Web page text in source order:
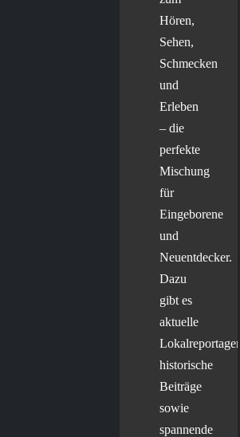
Hören,
Sehen,
Schmecken
und
Erleben
– die
perfekte
Mischung
für
Eingeborene
und
Neuentdecker.
Dazu
gibt es
aktuelle
Lokalreportagen,
historische
Beiträge
sowie
spannende